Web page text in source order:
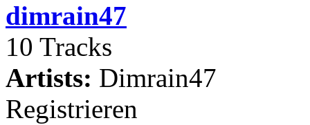
dimrain47
10 Tracks
Artists: Dimrain47
Registrieren